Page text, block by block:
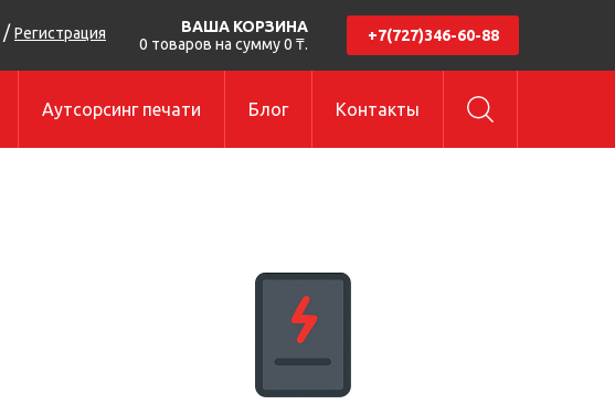
+7(727)346-60-88
ВАША КОРЗИНА
0 товаров на сумму 0 ₸.
/Регистрация
Аутсорсинг печати Блог Контакты